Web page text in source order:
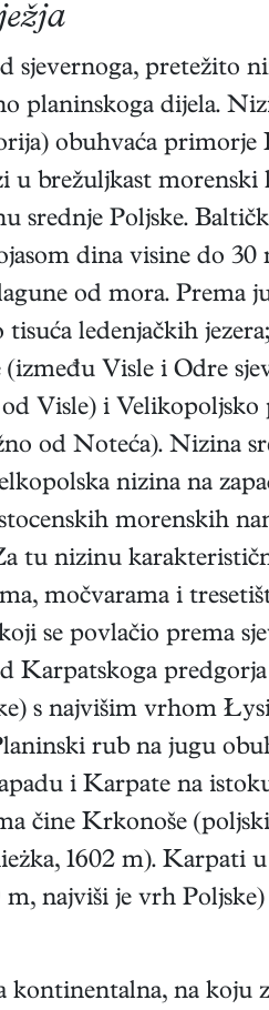
sjevernoga, pretežito
planinskoga dijela.
obuhvaća primorje
u brežuljkast
srednje Poljske.
dina visine do
od mora. Prema
ledenjačkih
Visle i Odre
Visle) i Velikopoljsko
od Noteća). Nizina
nizina na
morenskih
tu nizinu
močvarama i
se povlačio prema
Karpatskoga
s najvišim vrhom
rub na jugu
i Karpate na
čine Krkonoše
1602 m). Karpati
najviši je vrh
kontinentalna, na koju